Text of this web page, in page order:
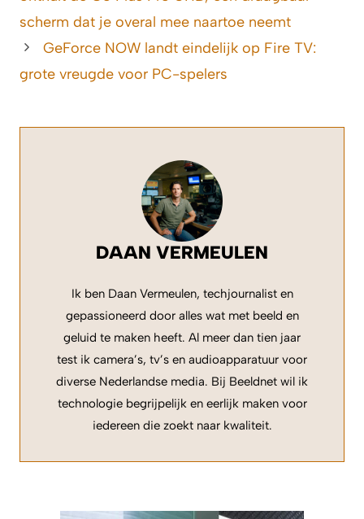
scherm dat je overal mee naartoe neemt
GeForce NOW landt eindelijk op Fire TV:
grote vreugde voor PC-spelers
DAAN VERMEULEN
Ik ben Daan Vermeulen, techjournalist en
gepassioneerd door alles wat met beeld en
geluid te maken heeft. Al meer dan tien jaar
test ik camera’s, tv’s en audioapparatuur voor
diverse Nederlandse media. Bij Beeldnet wil ik
technologie begrijpelijk en eerlijk maken voor
iedereen die zoekt naar kwaliteit.